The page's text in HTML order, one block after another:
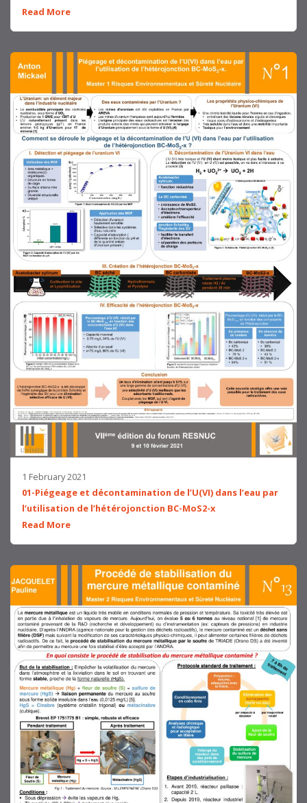
Read More
1 February 2021
01-Piégeage et décontamination de l’U(VI) dans l’eau par
l’utilisation de l’hétérojonction BC-MoS2-x
Read More